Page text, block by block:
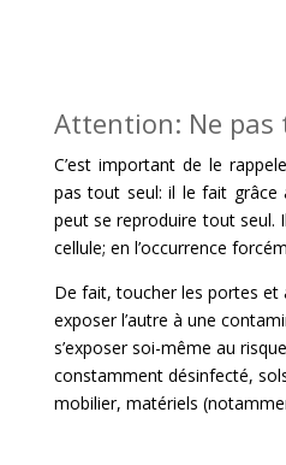
Attention: Ne pas
C’est important de le
pas tout seul: il le fait grâce
peut se reproduire tout seul.
cellule; en l’occurrence
De fait, toucher les portes et
exposer l’autre à une
s’exposer soi-même au
constamment désinfecté,
mobilier, matériels